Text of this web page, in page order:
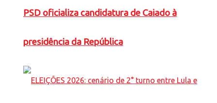
PSD oficializa candidatura de Caiado à
presidência da República